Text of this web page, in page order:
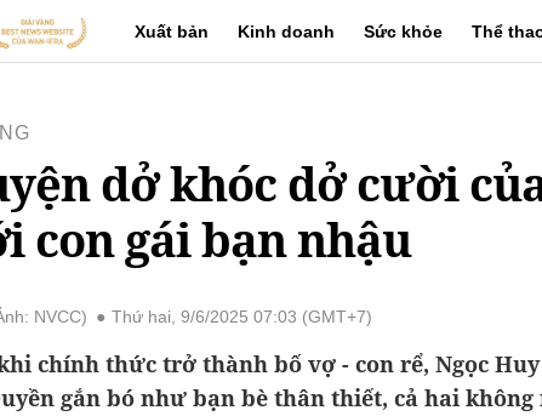
Xuất bản Kinh doanh Sức khỏe Thể
dở khóc dở cười
con gái bạn nhậu
NVCC Thứ hai, 9/6/2025 07:03 (GMT+7)
chính thức trở thành bố vợ - con rể, Ngọc
gắn bó như bạn bè thân thiết, cả hai